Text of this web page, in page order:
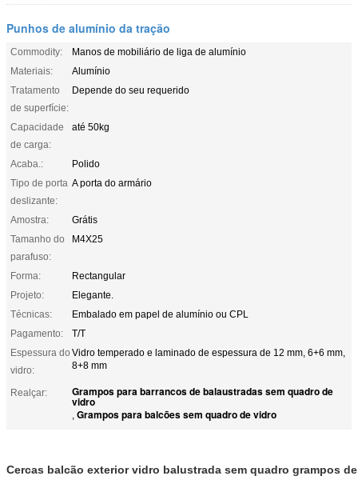
Punhos de alumínio da tração
Commodity:
Manos de mobiliário de liga de alumínio
Materiais:
Alumínio
Tratamento
de superfície:
Depende do seu requerido
Capacidade
de carga:
até 50kg
Acaba.:
Polido
Tipo de porta
deslizante:
A porta do armário
Amostra:
Grátis
Tamanho do
parafuso:
M4X25
Forma:
Rectangular
Projeto:
Elegante.
Técnicas:
Embalado em papel de alumínio ou CPL
Pagamento:
T/T
Espessura do
vidro:
Vidro temperado e laminado de espessura de 12 mm, 6+6 mm,
8+8 mm
Realçar: Grampos para barrancos de balaustradas sem quadro de
vidro
, Grampos para balcões sem quadro de vidro
Cercas balcão exterior vidro balustrada sem quadro grampos